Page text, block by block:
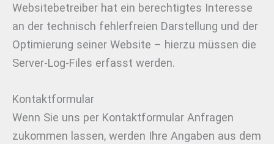
Websitebetreiber hat ein berechtigtes Interesse
an der technisch fehlerfreien Darstellung und der
Optimierung seiner Website – hierzu müssen die
Server-Log-Files erfasst werden.
Kontaktformular
Wenn Sie uns per Kontaktformular Anfragen
zukommen lassen, werden Ihre Angaben aus dem